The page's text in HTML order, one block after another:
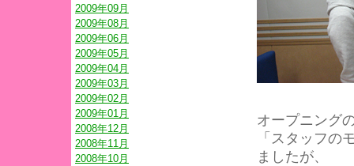
2009年09月
2009年08月
2009年06月
2009年05月
2009年04月
2009年03月
2009年02月
2009年01月
2008年12月
2008年11月
2008年10月
オープニング
「スタッフの
ましたが、